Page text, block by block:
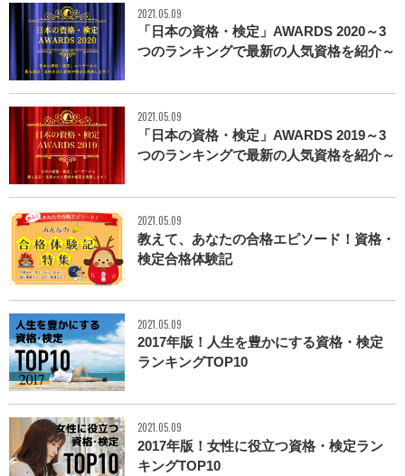
2021.05.09
「日本の資格・検定」AWARDS 2020～3
つのランキングで最新の人気資格を紹介～
2021.05.09
「日本の資格・検定」AWARDS 2019～3
つのランキングで最新の人気資格を紹介～
2021.05.09
教えて、あなたの合格エピソード！資格・
検定合格体験記
2021.05.09
2017年版！人生を豊かにする資格・検定
ランキングTOP10
2021.05.09
2017年版！女性に役立つ資格・検定ラン
キングTOP10